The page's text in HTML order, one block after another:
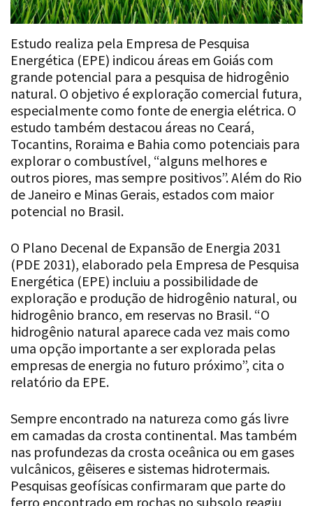
Estudo realiza pela Empresa de Pesquisa
Energética (EPE) indicou áreas em Goiás com
grande potencial para a pesquisa de hidrogênio
natural. O objetivo é exploração comercial futura,
especialmente como fonte de energia elétrica. O
estudo também destacou áreas no Ceará,
Tocantins, Roraima e Bahia como potenciais para
explorar o combustível, “alguns melhores e
outros piores, mas sempre positivos”. Além do Rio
de Janeiro e Minas Gerais, estados com maior
potencial no Brasil.
O Plano Decenal de Expansão de Energia 2031
(PDE 2031), elaborado pela Empresa de Pesquisa
Energética (EPE) incluiu a possibilidade de
exploração e produção de hidrogênio natural, ou
hidrogênio branco, em reservas no Brasil. “O
hidrogênio natural aparece cada vez mais como
uma opção importante a ser explorada pelas
empresas de energia no futuro próximo”, cita o
relatório da EPE.
em camadas da crosta continental. Mas também
nas profundezas da crosta oceânica ou em gases
vulcânicos, gêiseres e sistemas hidrotermais.
Pesquisas geofísicas confirmaram que parte do
ferro encontrado em rochas no subsolo reagiu
com a água e produziu hidrogênio.